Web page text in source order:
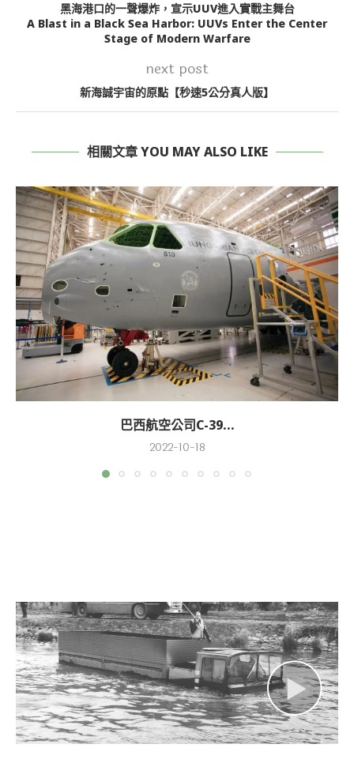
黑海港口的一聲爆炸，宣示UUV進入實戰主舞台
A Blast in a Black Sea Harbor: UUVs Enter the Center
Stage of Modern Warfare
next post
新海誠宇宙的原點【秒速5公分真人版】
相關文章 YOU MAY ALSO LIKE
巴西航空公司C-39...
2022-10-18